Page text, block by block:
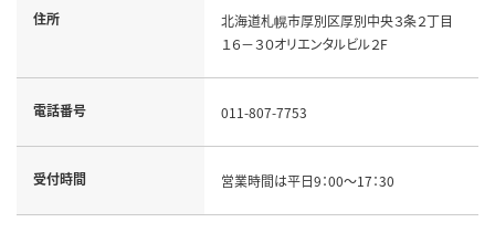
住所
北海道札幌市厚別区厚別中央３条２丁目
１６－３０オリエンタルビル２F
電話番号 011-807-7753
受付時間 営業時間は平日9：00～17：30